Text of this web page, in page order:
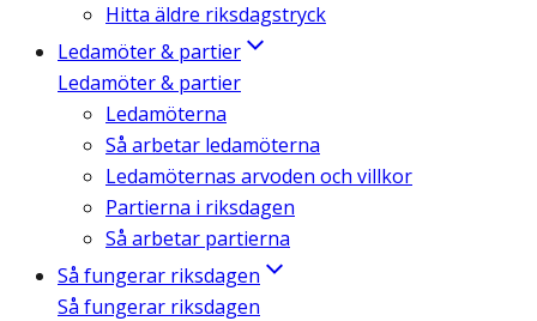
Hitta äldre riksdagstryck
Ledamöter & partier
Ledamöter & partier
Ledamöterna
Så arbetar ledamöterna
Ledamöternas arvoden och villkor
Partierna i riksdagen
Så arbetar partierna
Så fungerar riksdagen
Så fungerar riksdagen